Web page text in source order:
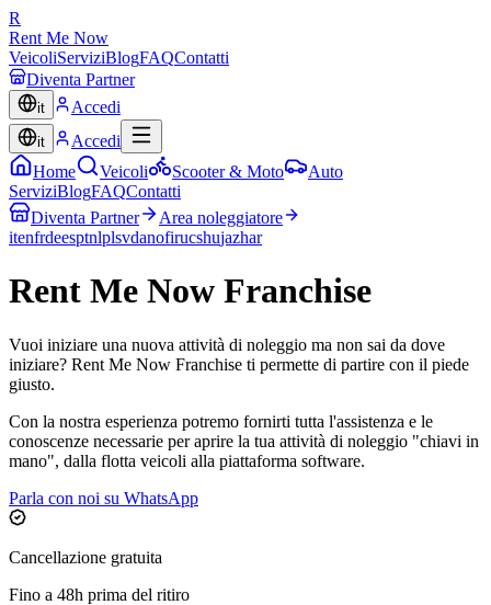
R
Rent Me Now
VeicoliServiziBlogFAQContatti
Diventa Partner
it Accedi
it
Accedi
Home
Veicoli Scooter & Moto
Auto
ServiziBlogFAQContatti
Diventa Partner
Area noleggiatore
itenfrdeesptnlplsvdanofirucshujazhar
Rent Me Now Franchise
Vuoi iniziare una nuova attività di noleggio ma non sai da dove
iniziare? Rent Me Now Franchise ti permette di partire con il piede
giusto.
Con la nostra esperienza potremo fornirti tutta l'assistenza e le
conoscenze necessarie per aprire la tua attività di noleggio "chiavi in
mano", dalla flotta veicoli alla piattaforma software.
Parla con noi su WhatsApp
Cancellazione gratuita
Fino a 48h prima del ritiro